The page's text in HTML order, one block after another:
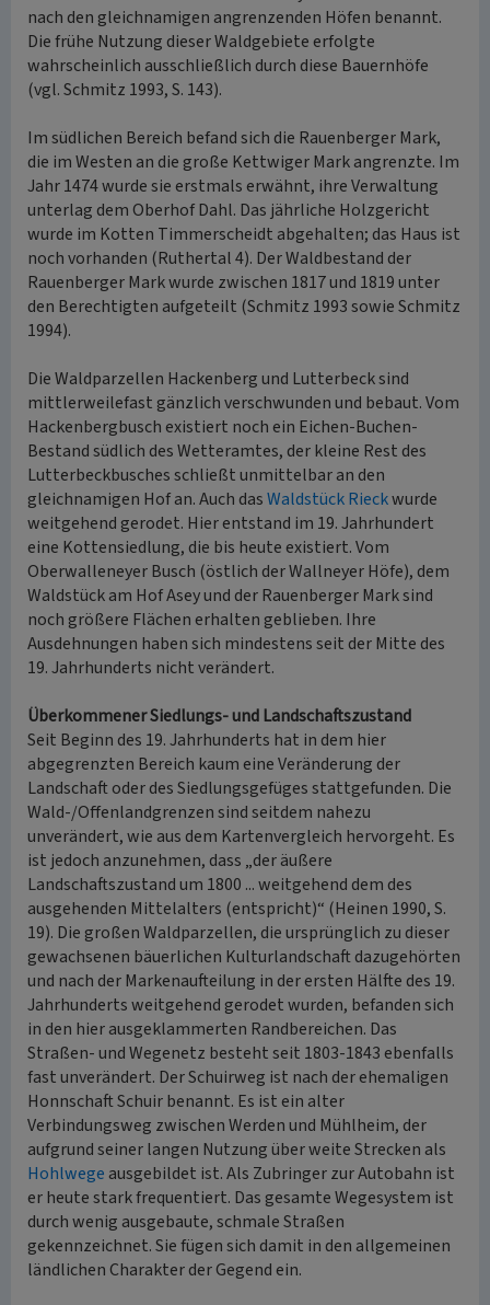
nach den gleichnamigen angrenzenden Höfen benannt.
Die frühe Nutzung dieser Waldgebiete erfolgte
wahrscheinlich ausschließlich durch diese Bauernhöfe
(vgl. Schmitz 1993, S. 143).
Im südlichen Bereich befand sich die Rauenberger Mark,
die im Westen an die große Kettwiger Mark angrenzte. Im
Jahr 1474 wurde sie erstmals erwähnt, ihre Verwaltung
unterlag dem Oberhof Dahl. Das jährliche Holzgericht
wurde im Kotten Timmerscheidt abgehalten; das Haus ist
noch vorhanden (Ruthertal 4). Der Waldbestand der
Rauenberger Mark wurde zwischen 1817 und 1819 unter
den Berechtigten aufgeteilt (Schmitz 1993 sowie Schmitz
1994).
Die Waldparzellen Hackenberg und Lutterbeck sind
mittlerweilefast gänzlich verschwunden und bebaut. Vom
Hackenbergbusch existiert noch ein Eichen-Buchen-
Bestand südlich des Wetteramtes, der kleine Rest des
Lutterbeckbusches schließt unmittelbar an den
gleichnamigen Hof an. Auch dasWaldstück Rieckwurde
weitgehend gerodet. Hier entstand im 19. Jahrhundert
eine Kottensiedlung, die bis heute existiert. Vom
Oberwalleneyer Busch (östlich der Wallneyer Höfe), dem
Waldstück am Hof Asey und der Rauenberger Mark sind
noch größere Flächen erhalten geblieben. Ihre
Ausdehnungen haben sich mindestens seit der Mitte des
19. Jahrhunderts nicht verändert.
Überkommener Siedlungs- und Landschaftszustand
Seit Beginn des 19. Jahrhunderts hat in dem hier
abgegrenzten Bereich kaum eine Veränderung der
Landschaft oder des Siedlungsgefüges stattgefunden. Die
Wald-/Offenlandgrenzen sind seitdem nahezu
unverändert, wie aus dem Kartenvergleich hervorgeht. Es
ist jedoch anzunehmen, dass „der äußere
Landschaftszustand um 1800 ... weitgehend dem des
ausgehenden Mittelalters (entspricht)“ (Heinen 1990, S.
19). Die großen Waldparzellen, die ursprünglich zu dieser
gewachsenen bäuerlichen Kulturlandschaft dazugehörten
und nach der Markenaufteilung in der ersten Hälfte des 19.
Jahrhunderts weitgehend gerodet wurden, befanden sich
in den hier ausgeklammerten Randbereichen. Das
Straßen- und Wegenetz besteht seit 1803-1843 ebenfalls
fast unverändert. Der Schuirweg ist nach der ehemaligen
Honnschaft Schuir benannt. Es ist ein alter
Verbindungsweg zwischen Werden und Mühlheim, der
aufgrund seiner langen Nutzung über weite Strecken als
Hohlwege ausgebildet ist. Als Zubringer zur Autobahn ist
er heute stark frequentiert. Das gesamte Wegesystem ist
durch wenig ausgebaute, schmale Straßen
gekennzeichnet. Sie fügen sich damit in den allgemeinen
ländlichen Charakter der Gegend ein.